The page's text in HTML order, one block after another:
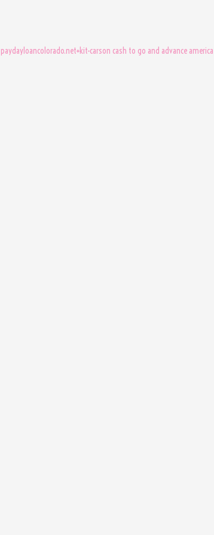
paydayloancolorado.net+kit-carson cash to go and advance america